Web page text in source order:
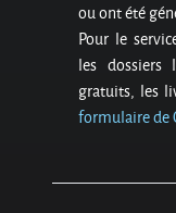
ou ont été
Pour le
les dossiers
gratuits, les
formulaire de